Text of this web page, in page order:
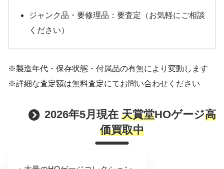
ジャンク品・要修理品：要査定（お気軽にご相談
ください）
※製造年代・保存状態・付属品の有無により変動します
※詳細な査定額は無料査定にてお問い合わせください
2026年5月現在 天賞堂HOゲージ高
価買取中